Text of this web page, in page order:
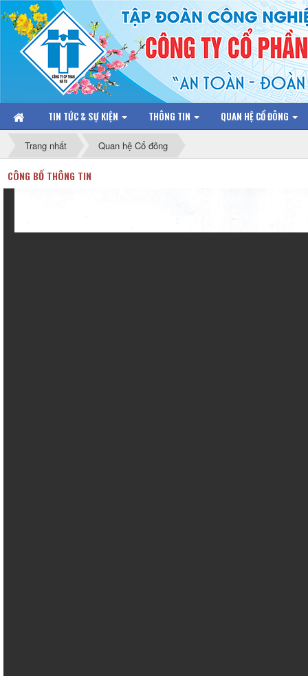
TIN TỨC & SỰ KIỆN THÔNG TIN QUAN HỆ CỔ ĐÔNG
Trang nhất Quan hệ Cổ đông
CÔNG BỐ THÔNG TIN